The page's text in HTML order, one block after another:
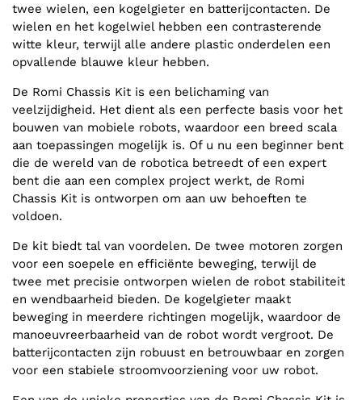
twee wielen, een kogelgieter en batterijcontacten. De
wielen en het kogelwiel hebben een contrasterende
witte kleur, terwijl alle andere plastic onderdelen een
opvallende blauwe kleur hebben.
De Romi Chassis Kit is een belichaming van
veelzijdigheid. Het dient als een perfecte basis voor het
bouwen van mobiele robots, waardoor een breed scala
aan toepassingen mogelijk is. Of u nu een beginner bent
die de wereld van de robotica betreedt of een expert
bent die aan een complex project werkt, de Romi
Chassis Kit is ontworpen om aan uw behoeften te
voldoen.
De kit biedt tal van voordelen. De twee motoren zorgen
voor een soepele en efficiënte beweging, terwijl de
twee met precisie ontworpen wielen de robot stabiliteit
en wendbaarheid bieden. De kogelgieter maakt
beweging in meerdere richtingen mogelijk, waardoor de
manoeuvreerbaarheid van de robot wordt vergroot. De
batterijcontacten zijn robuust en betrouwbaar en zorgen
voor een stabiele stroomvoorziening voor uw robot.